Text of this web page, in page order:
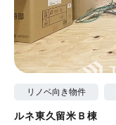
リノベ向き物件
ルネ東久留米Ｂ棟